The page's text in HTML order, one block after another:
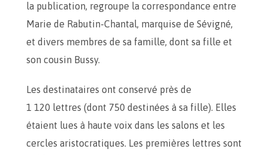
la publication, regroupe la correspondance entre
Marie de Rabutin-Chantal, marquise de Sévigné,
et divers membres de sa famille, dont sa fille et
son cousin Bussy.
Les destinataires ont conservé près de
1 120 lettres (dont 750 destinées à sa fille). Elles
étaient lues à haute voix dans les salons et les
cercles aristocratiques. Les premières lettres sont